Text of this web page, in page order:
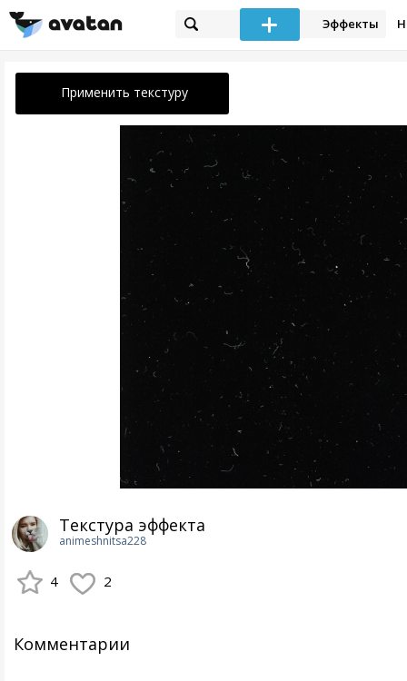
Эффекты
Применить текстуру
Текстура эффекта
animeshnitsa228
4 2
Комментарии